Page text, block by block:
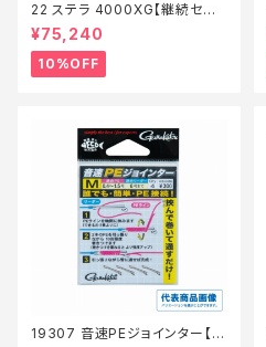
22 ステラ 4000XG【継続セー
ル_リール】【10】
¥75,240
10%OFF
19307 音速PEジョインター【特